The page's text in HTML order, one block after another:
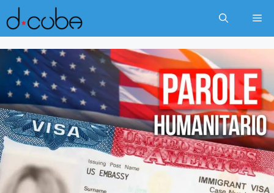
Skip
to
content